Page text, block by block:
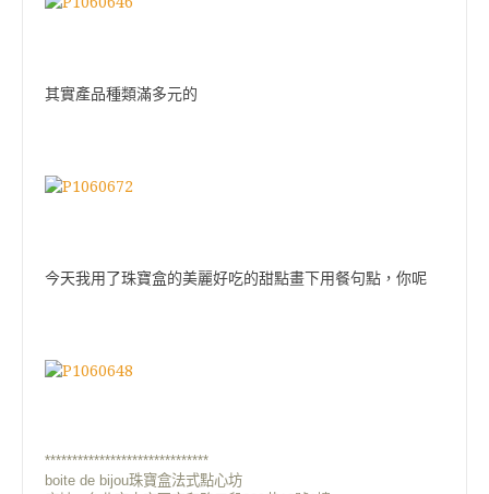
其實產品種類滿多元的
今天我用了珠寶盒的美麗好吃的甜點畫下用餐句點，你呢
******************************
boite de bijou珠寶盒法式點心坊